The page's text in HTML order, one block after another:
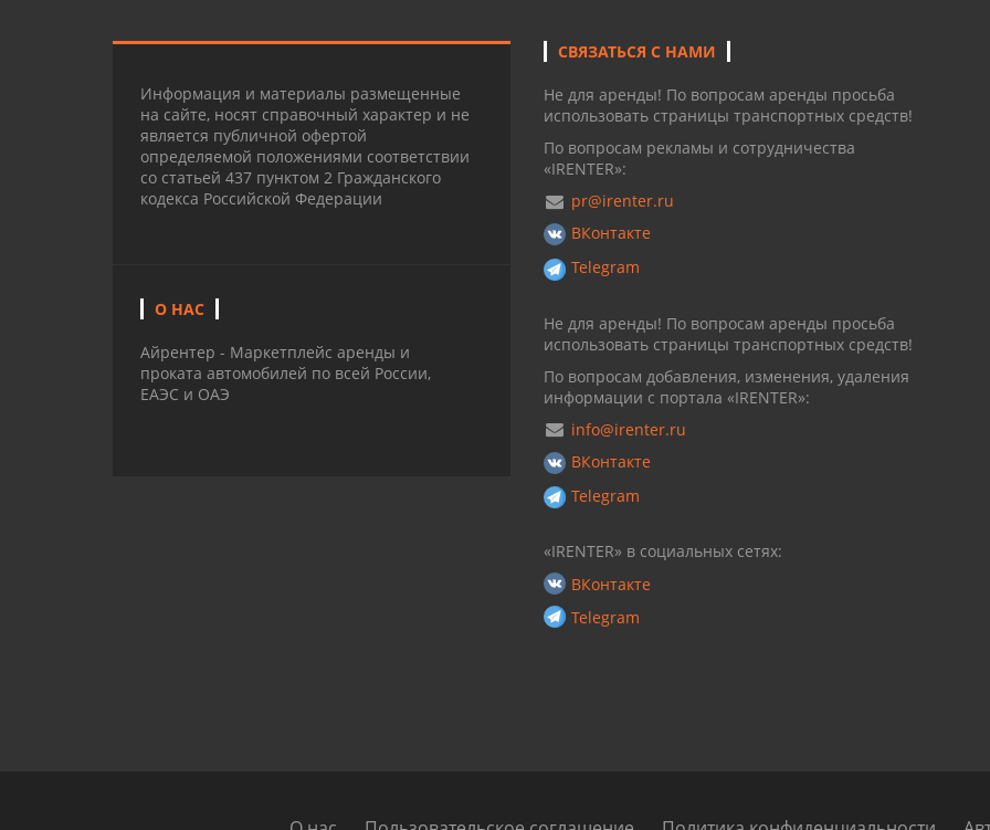
Информация и материалы размещенные
на сайте, носят справочный характер и не
является публичной офертой
определяемой положениями соответствии
со статьей 437 пунктом 2 Гражданского
кодекса Российской Федерации
О НАС
Айрентер - Маркетплейс аренды и
проката автомобилей по всей России,
ЕАЭС и ОАЭ
СВЯЗАТЬСЯ С НАМИ
Не для аренды! По вопросам аренды просьба
использовать страницы транспортных средств!
По вопросам рекламы и сотрудничества
«IRENTER»:
pr@irenter.ru
ВКонтакте
Telegram
Не для аренды! По вопросам аренды просьба
использовать страницы транспортных средств!
По вопросам добавления, изменения, удаления
информации с портала «IRENTER»:
info@irenter.ru
ВКонтакте
Telegram
«IRENTER» в социальных сетях:
ВКонтакте
Telegram